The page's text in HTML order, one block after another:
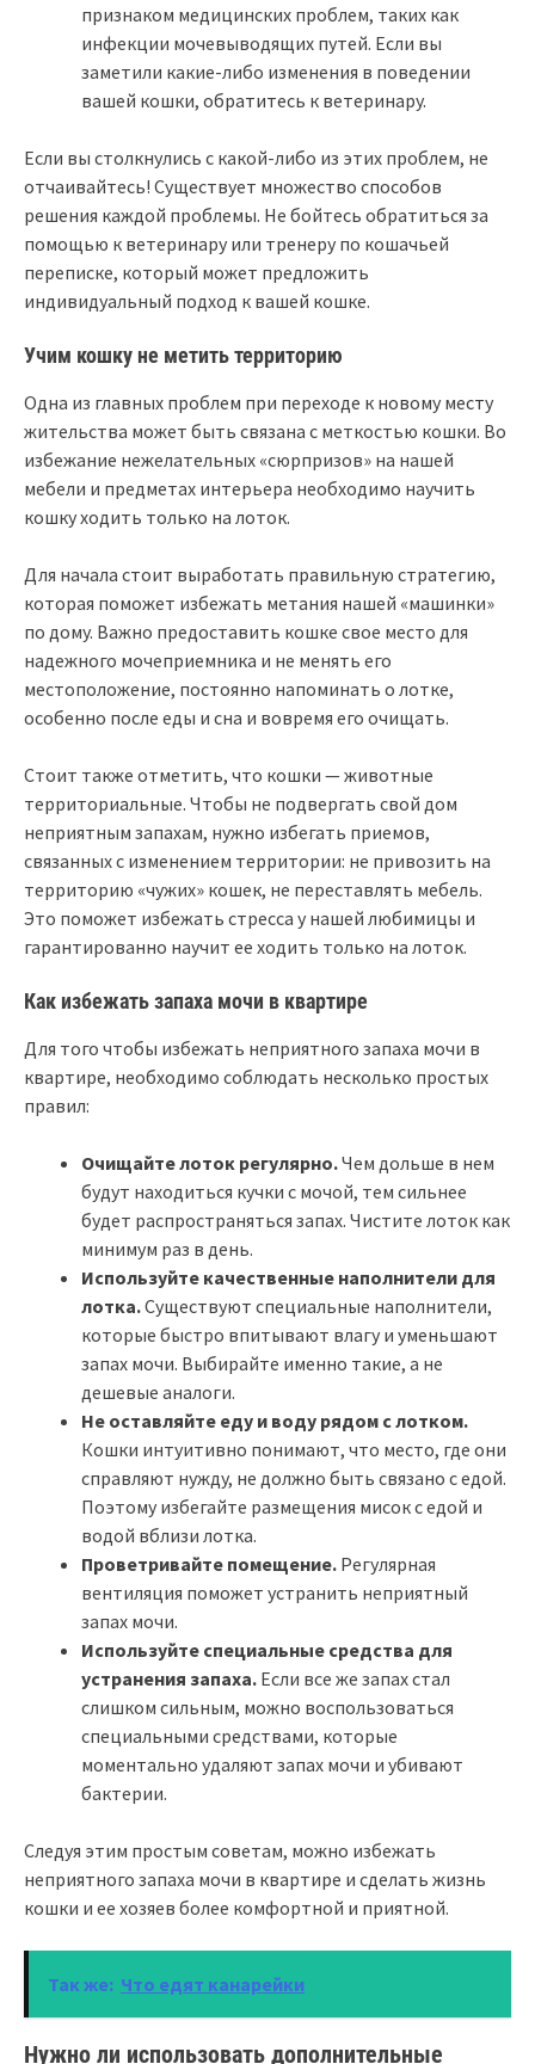
признаком медицинских проблем, таких как
инфекции мочевыводящих путей. Если вы
заметили какие-либо изменения в поведении
вашей кошки, обратитесь к ветеринару.
Если вы столкнулись с какой-либо из этих проблем, не
отчаивайтесь! Существует множество способов
решения каждой проблемы. Не бойтесь обратиться за
помощью к ветеринару или тренеру по кошачьей
переписке, который может предложить
индивидуальный подход к вашей кошке.
Учим кошку не метить территорию
Одна из главных проблем при переходе к новому месту
жительства может быть связана с меткостью кошки. Во
избежание нежелательных «сюрпризов» на нашей
мебели и предметах интерьера необходимо научить
кошку ходить только на лоток.
Для начала стоит выработать правильную стратегию,
которая поможет избежать метания нашей «машинки»
по дому. Важно предоставить кошке свое место для
надежного мочеприемника и не менять его
местоположение, постоянно напоминать о лотке,
особенно после еды и сна и вовремя его очищать.
Стоит также отметить, что кошки — животные
территориальные. Чтобы не подвергать свой дом
неприятным запахам, нужно избегать приемов,
связанных с изменением территории: не привозить на
территорию «чужих» кошек, не переставлять мебель.
Это поможет избежать стресса у нашей любимицы и
гарантированно научит ее ходить только на лоток.
Как избежать запаха мочи в квартире
Для того чтобы избежать неприятного запаха мочи в
квартире, необходимо соблюдать несколько простых
правил:
Очищайте лоток регулярно.Чем дольше в нем
будут находиться кучки с мочой, тем сильнее
будет распространяться запах. Чистите лоток как
минимум раз в день.
Используйте качественные наполнители для
лотка.Существуют специальные наполнители,
которые быстро впитывают влагу и уменьшают
запах мочи. Выбирайте именно такие, а не
дешевые аналоги.
Не оставляйте еду и воду рядом с лотком.
Кошки интуитивно понимают, что место, где они
справляют нужду, не должно быть связано с едой.
Поэтому избегайте размещения мисок с едой и
водой вблизи лотка.
Проветривайте помещение. Регулярная
вентиляция поможет устранить неприятный
запах мочи.
Используйте специальные средства для
устранения запаха. Если все же запах стал
слишком сильным, можно воспользоваться
специальными средствами, которые
моментально удаляют запах мочи и убивают
бактерии.
Следуя этим простым советам, можно избежать
неприятного запаха мочи в квартире и сделать жизнь
кошки и ее хозяев более комфортной и приятной.
Так же: Что едят канарейки
Нужно ли использовать дополнительные